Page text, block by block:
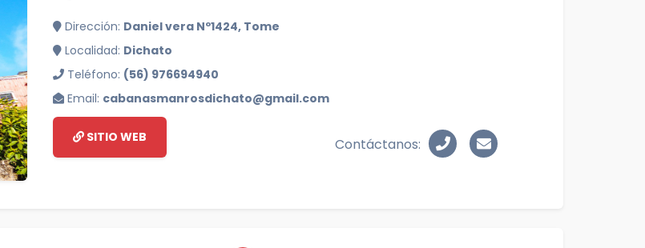
Dirección: Daniel vera Nº1424, Tome
Localidad: Dichato
Teléfono: (56) 976694940
Email: cabanasmanrosdichato@gmail.com
SITIO WEB Contáctanos: